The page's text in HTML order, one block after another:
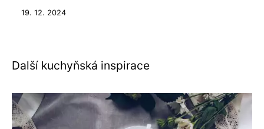
19. 12. 2024
Další kuchyňská inspirace